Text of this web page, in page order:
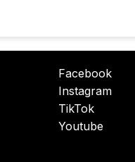
Facebook
Instagram
TikTok
Youtube